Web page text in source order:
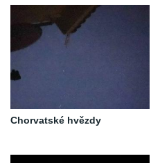
Chorvatské hvězdy